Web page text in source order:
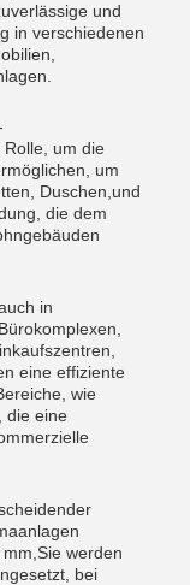
und
in verschiedenen
um die
um
Duschen,und
die dem
in
eine effiziente
wie
die eine
werden
bei